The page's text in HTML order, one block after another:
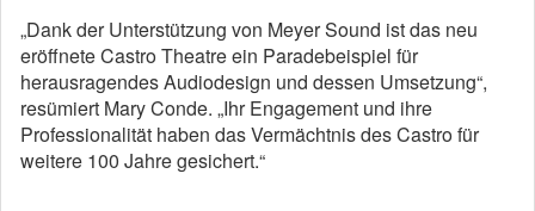
„Dank der Unterstützung von Meyer Sound ist das neu
eröffnete Castro Theatre ein Paradebeispiel für
herausragendes Audiodesign und dessen Umsetzung“,
resümiert Mary Conde. „Ihr Engagement und ihre
Professionalität haben das Vermächtnis des Castro für
weitere 100 Jahre gesichert.“